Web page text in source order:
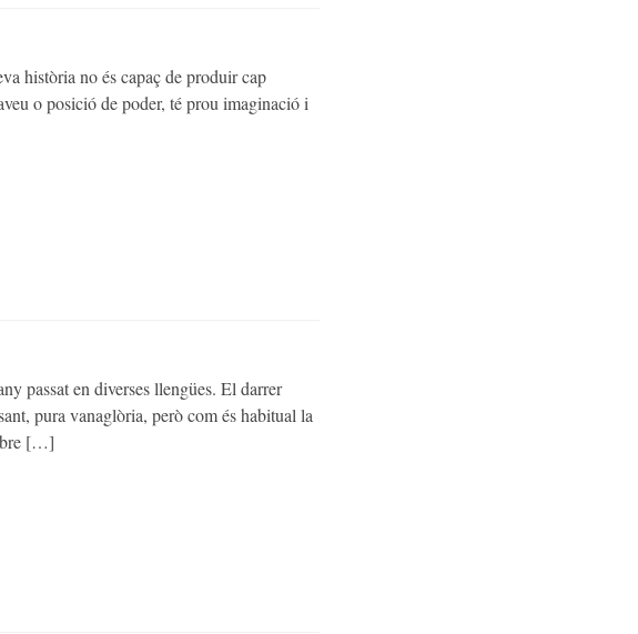
història no és capaç de produir cap
o posició de poder, té prou imaginació i
passat en diverses llengües. El darrer
pura vanaglòria, però com és habitual la
[…]